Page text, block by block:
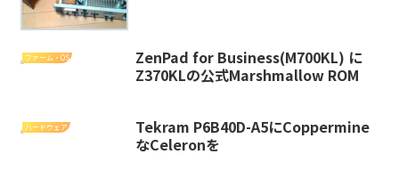
ファーム・OS
ZenPad for Business(M700KL) に
Z370KLの公式Marshmallow ROM
ハードウェア
Tekram P6B40D-A5にCoppermine
なCeleronを